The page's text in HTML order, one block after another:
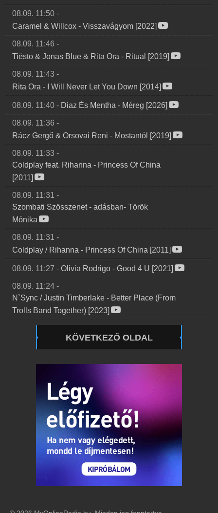
08.09. 11:50 -
Caramel & Willcox - Visszavágyom [2022]
08.09. 11:46 -
Tiësto & Jonas Blue & Rita Ora - Ritual [2019]
08.09. 11:43 -
Rita Ora - I Will Never Let You Down [2014]
08.09. 11:40 - Diaz És Mentha - Méreg [2026]
08.09. 11:36 -
Rácz Gergő & Orsovai Reni - Mostantól [2019]
08.09. 11:33 -
Coldplay feat. Rihanna - Princess Of China
[2011]
08.09. 11:31 -
Szombati Szösszenet- adásban- Török
Mónika
08.09. 11:31 -
Coldplay / Rihanna - Princess Of China [2011]
08.09. 11:27 - Olivia Rodrigo - Good 4 U [2021]
08.09. 11:24 -
N`Sync / Justin Timberlake - Better Place (From
Trolls Band Together) [2023]
KÖVETKEZŐ OLDAL